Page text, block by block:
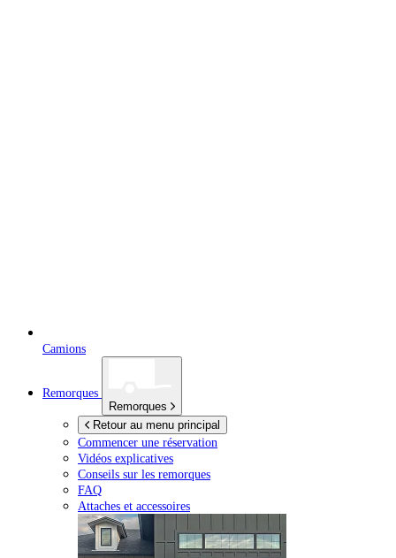
Camions
Remorques
Remorques
Retour au menu principal
Commencer une réservation
Vidéos explicatives
Conseils sur les remorques
FAQ
Attaches et accessoires